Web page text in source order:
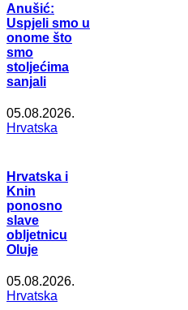
Anušić:
Uspjeli smo u
onome što
smo
stoljećima
sanjali
05.08.2026.
Hrvatska
Hrvatska i
Knin
ponosno
slave
obljetnicu
Oluje
05.08.2026.
Hrvatska